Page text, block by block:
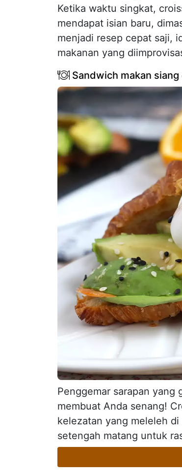
Ketika waktu singkat,
mendapat isian baru,
menjadi resep cepat saji,
makanan yang
Sandwich makan
Penggemar sarapan yang
membuat Anda senang!
kelezatan yang meleleh
setengah matang untuk